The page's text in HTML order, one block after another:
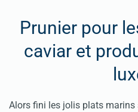
Prunier pour
caviar et
Alors fini les jolis plats marins